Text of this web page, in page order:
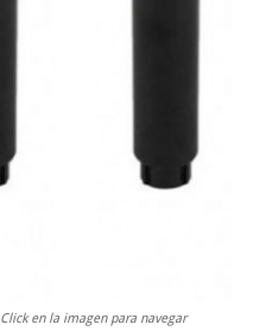
Click en la imagen para navegar